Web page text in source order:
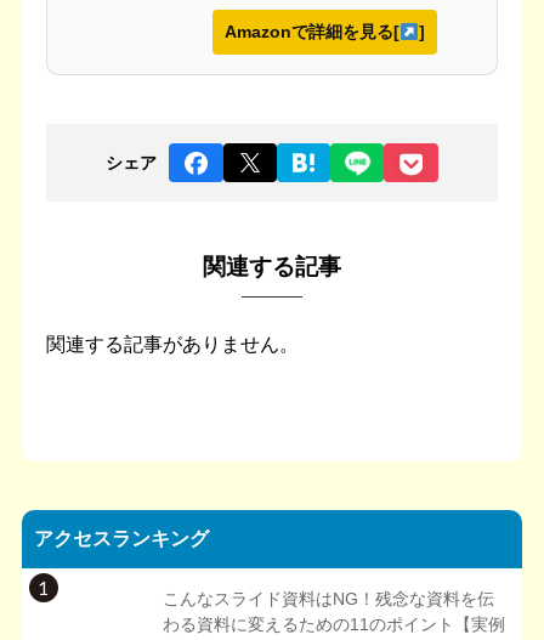
Amazonで詳細を見る[ ]
シェア
関連する記事
関連する記事がありません。
アクセスランキング
1
こんなスライド資料はNG！残念な資料を伝
わる資料に変えるための11のポイント【実例